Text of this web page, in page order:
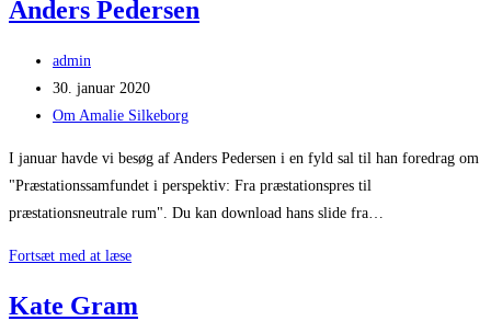
Anders Pedersen
Post
author:
admin
Post
published:
30. januar 2020
Post
Om Amalie Silkeborg
I januar havde vi besøg af Anders Pedersen i en fyld sal til han foredrag om
"Præstationssamfundet i perspektiv: Fra præstationspres til
præstationsneutrale rum". Du kan download hans slide fra…
Fortsæt med at læseAnders
Kate Gram